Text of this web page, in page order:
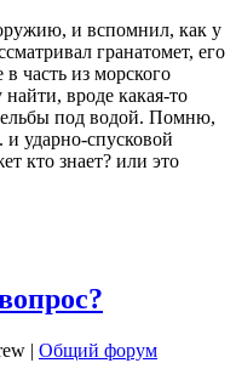
и вспомнил, как у
гранатомет, его
часть из морского
вроде какая-то
под водой. Помню,
и ударно-спусковой
кто знает? или это
| Общий форум